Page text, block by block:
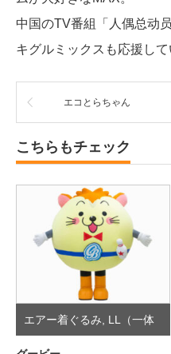
中国のTV番組「人偶总动
キグルミックスも応援して
エコとらちゃん
こちらもチェック
エアー着ぐるみ LL（一体